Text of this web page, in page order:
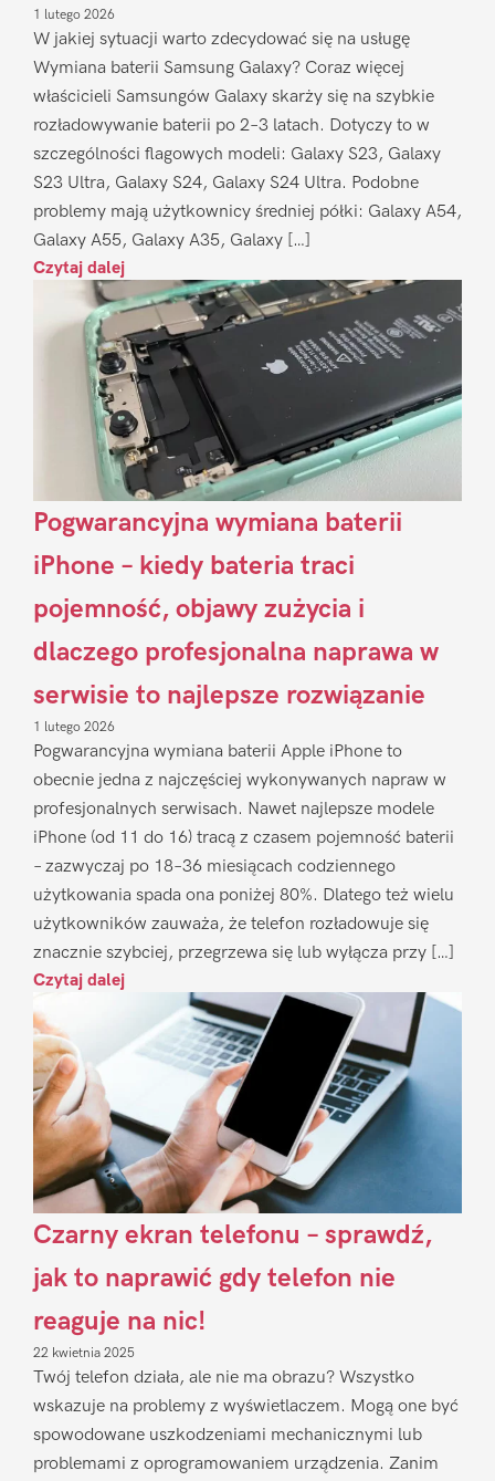
1 lutego 2026
W jakiej sytuacji warto zdecydować się na usługę
Wymiana baterii Samsung Galaxy? Coraz więcej
właścicieli Samsungów Galaxy skarży się na szybkie
rozładowywanie baterii po 2–3 latach. Dotyczy to w
szczególności flagowych modeli: Galaxy S23, Galaxy
S23 Ultra, Galaxy S24, Galaxy S24 Ultra. Podobne
problemy mają użytkownicy średniej półki: Galaxy A54,
Galaxy A55, Galaxy A35, Galaxy […]
Czytaj dalej
Pogwarancyjna wymiana baterii
iPhone – kiedy bateria traci
pojemność, objawy zużycia i
dlaczego profesjonalna naprawa w
serwisie to najlepsze rozwiązanie
1 lutego 2026
Pogwarancyjna wymiana baterii Apple iPhone to
obecnie jedna z najczęściej wykonywanych napraw w
profesjonalnych serwisach. Nawet najlepsze modele
iPhone (od 11 do 16) tracą z czasem pojemność baterii
– zazwyczaj po 18–36 miesiącach codziennego
użytkowania spada ona poniżej 80%. Dlatego też wielu
użytkowników zauważa, że telefon rozładowuje się
znacznie szybciej, przegrzewa się lub wyłącza przy […]
Czytaj dalej
Czarny ekran telefonu – sprawdź,
jak to naprawić gdy telefon nie
reaguje na nic!
22 kwietnia 2025
Twój telefon działa, ale nie ma obrazu? Wszystko
wskazuje na problemy z wyświetlaczem. Mogą one być
spowodowane uszkodzeniami mechanicznymi lub
problemami z oprogramowaniem urządzenia. Zanim